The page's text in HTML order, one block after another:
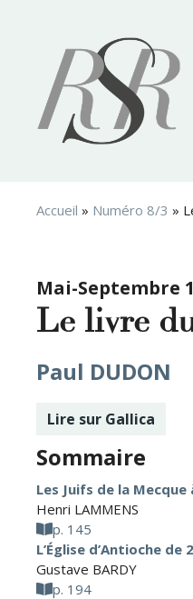
Accueil » Numéro 8/3 »
Mai-Septembre
Le livre
Paul DUDON
Lire sur Gallica
Sommaire
Les Juifs de la Mecque
Henri LAMMENS
p. 145
L’Église d’Antioche de
Gustave BARDY
p. 194